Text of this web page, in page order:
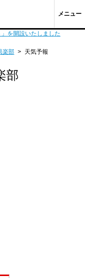
メニュー
を開設いたしました
楽部 > 天気予報
部